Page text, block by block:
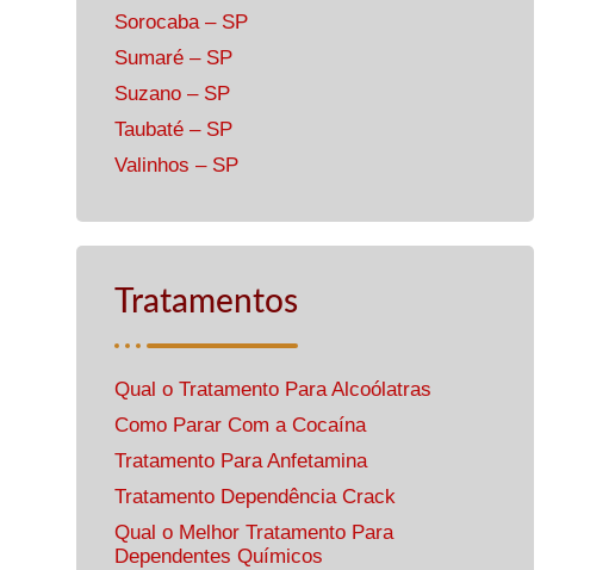
Sorocaba – SP
Sumaré – SP
Suzano – SP
Taubaté – SP
Valinhos – SP
Tratamentos
Qual o Tratamento Para Alcoólatras
Como Parar Com a Cocaína
Tratamento Para Anfetamina
Tratamento Dependência Crack
Qual o Melhor Tratamento Para
Dependentes Químicos